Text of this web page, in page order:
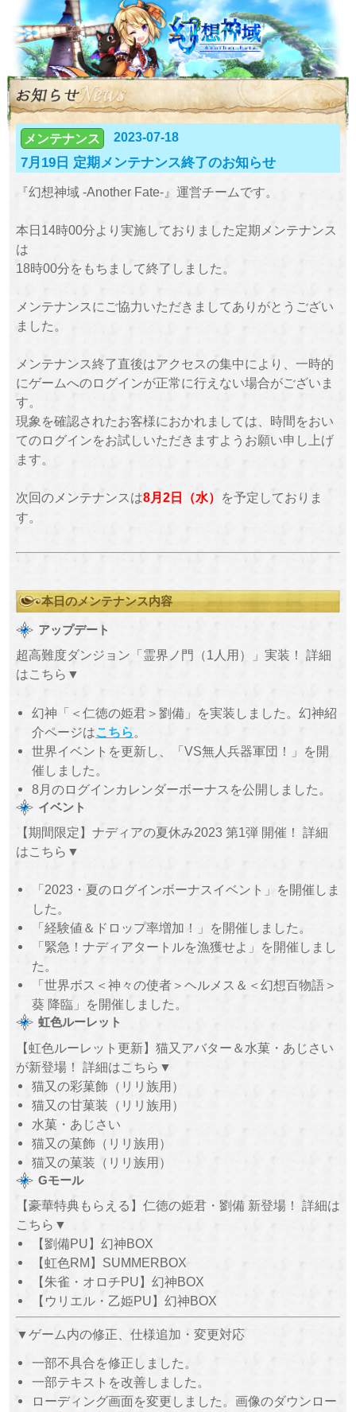
メンテナンス 2023-07-18
7月19日 定期メンテナンス終了のお知らせ
『幻想神域 -Another Fate-』運営チームです。
本日14時00分より実施しておりました定期メンテナンス
は
18時00分をもちまして終了しました。
メンテナンスにご協力いただきましてありがとうござい
ました。
メンテナンス終了直後はアクセスの集中により、一時的
にゲームへのログインが正常に行えない場合がございま
す。
現象を確認されたお客様におかれましては、時間をおい
てのログインをお試しいただきますようお願い申し上げ
ます。
次回のメンテナンスは8月2日（水）
を予定しておりま
す。
本日のメンテナンス内容
アップデート
超高難度ダンジョン「霊界ノ門（1人用）」実装！ 詳細
はこちら▼
幻神「＜仁徳の姫君＞劉備」を実装しました。幻神紹
介ページはこちら 。
世界イベントを更新し、「VS無人兵器軍団！」を開
催しました。
8月のログインカレンダーボーナスを公開しました。
イベント
【期間限定】ナディアの夏休み2023 第1弾 開催！ 詳細
はこちら▼
「2023・夏のログインボーナスイベント」を開催しま
した。
「経験値＆ドロップ率増加！」を開催しました。
「緊急！ナディアタートルを漁獲せよ」を開催しまし
た。
「世界ボス＜神々の使者＞ヘルメス＆＜幻想百物語＞
葵 降臨」を開催しました。
虹色ルーレット
【虹色ルーレット更新】猫又アバター＆水菓・あじさい
が新登場！ 詳細はこちら▼
猫又の彩菓飾（リリ族用）
猫又の甘菓装（リリ族用）
水菓・あじさい
猫又の菓飾（リリ族用）
猫又の菓装（リリ族用）
Gモール
【豪華特典もらえる】仁徳の姫君・劉備 新登場！ 詳細は
こちら▼
【劉備PU】幻神BOX
【虹色RM】SUMMERBOX
【朱雀・オロチPU】幻神BOX
【ウリエル・乙姫PU】幻神BOX
▼ゲーム内の修正、仕様追加・変更対応
一部不具合を修正しました。
一部テキストを改善しました。
ローディング画面を変更しました。画像のダウンロー